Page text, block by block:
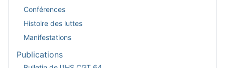
Conférences
Histoire des luttes
Manifestations
Publications